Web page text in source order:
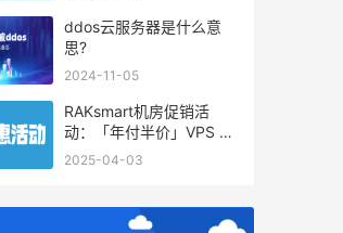
ddos云服务器是什么意
思?
2024-11-05
RAKsmart机房促销活
动：「年付半价」VPS 云
服务器仅$19.6/年起
2025-04-03